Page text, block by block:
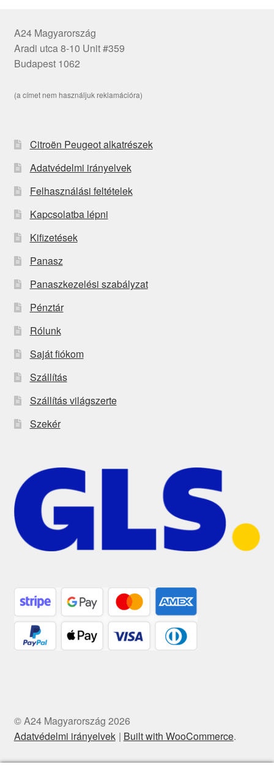
A24 Magyarország
Aradi utca 8-10 Unit #359
Budapest 1062
(a címet nem használjuk reklamációra)
Citroën Peugeot alkatrészek
Adatvédelmi irányelvek
Felhasználási feltételek
Kapcsolatba lépni
Kifizetések
Panasz
Panaszkezelési szabályzat
Pénztár
Rólunk
Saját fiókom
Szállítás
Szállítás világszerte
Szekér
© A24 Magyarország 2026
Adatvédelmi irányelvek
Built with WooCommerce.